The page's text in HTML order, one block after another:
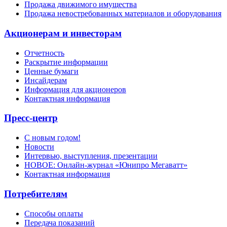
Продажа движимого имущества
Продажа невостребованных материалов и оборудования
Акционерам и инвесторам
Отчетность
Раскрытие информации
Ценные бумаги
Инсайдерам
Информация для акционеров
Контактная информация
Пресс-центр
С новым годом!
Новости
Интервью, выступления, презентации
НОВОЕ: Онлайн-журнал «Юнипро Мегаватт»
Контактная информация
Потребителям
Способы оплаты
Передача показаний